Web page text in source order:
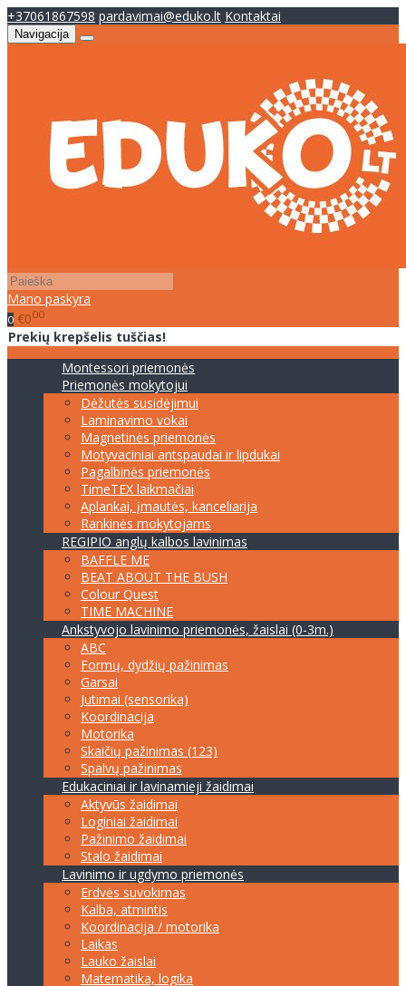
+37061867598 pardavimai@eduko.lt Kontaktai
Navigacija
Mano paskyra
0 €000
Prekių krepšelis tuščias!
Montessori priemonės
Priemonės mokytojui
Dėžutės susidėjimui
Laminavimo vokai
Magnetinės priemonės
Motyvaciniai antspaudai ir lipdukai
Pagalbinės priemonės
TimeTEX laikmačiai
Aplankai, įmautės, kanceliarija
Rankinės mokytojams
REGIPIO anglų kalbos lavinimas
BAFFLE ME
BEAT ABOUT THE BUSH
Colour Quest
TIME MACHINE
Ankstyvojo lavinimo priemonės, žaislai (0-3m.)
ABC
Formų, dydžių pažinimas
Garsai
Jutimai (sensorika)
Koordinacija
Motorika
Skaičių pažinimas (123)
Spalvų pažinimas
Edukaciniai ir lavinamieji žaidimai
Aktyvūs žaidimai
Loginiai žaidimai
Pažinimo žaidimai
Stalo žaidimai
Lavinimo ir ugdymo priemonės
Erdvės suvokimas
Kalba, atmintis
Koordinacija / motorika
Laikas
Lauko žaislai
Matematika, logika